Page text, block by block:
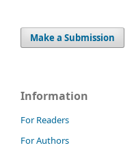
Make a Submission
Information
For Readers
For Authors